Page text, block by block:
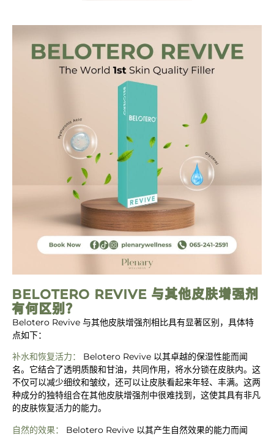
BELOTERO REVIVE 与其他皮肤增强剂
有何区别？
Belotero Revive 与其他皮肤增强剂相比具有显著区别，具体特
点如下：
补水和恢复活力：
Belotero Revive 以其卓越的保湿性能而闻
名。它结合了透明质酸和甘油，共同作用，将水分锁在皮肤内。这
不仅可以减少细纹和皱纹，还可以让皮肤看起来年轻、丰满。这两
种成分的独特组合在其他皮肤增强剂中很难找到，这使其具有非凡
的皮肤恢复活力的能力。
自然的效果：
Belotero Revive 以其产生自然效果的能力而闻